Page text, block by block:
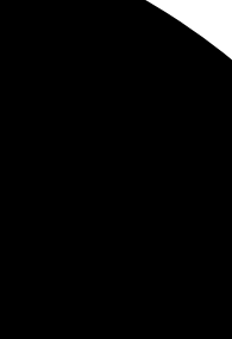
дней забрал, всё отлично!